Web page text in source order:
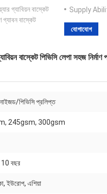
গ্যাবিয়ন বাস্কেট
গ্যাবন বাস্কেট
Supply
যোগাযোগ
বাস্কেট পিভিসি লেপা সহজ নির্মাণ
পিভিসি প্রলিপ্ত
245gsm, 300gsm
10 বছর
ইউরোপ, এশিয়া